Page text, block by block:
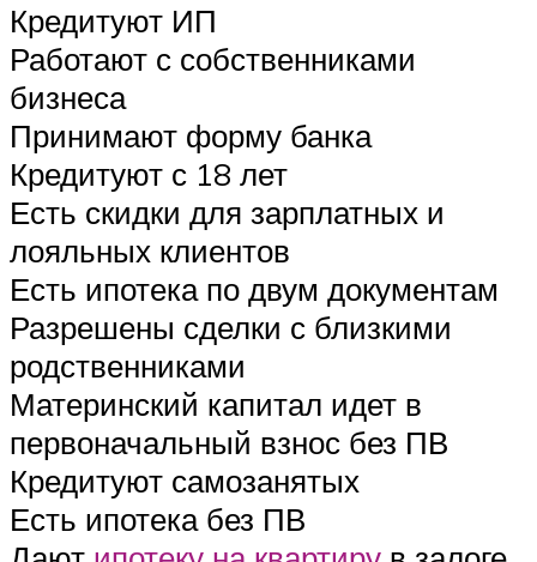
Кредитуют ИП
Работают с собственниками
бизнеса
Принимают форму банка
Кредитуют с 18 лет
Есть скидки для зарплатных и
лояльных клиентов
Есть ипотека по двум документам
Разрешены сделки с близкими
родственниками
Материнский капитал идет в
первоначальный взнос без ПВ
Кредитуют самозанятых
Есть ипотека без ПВ